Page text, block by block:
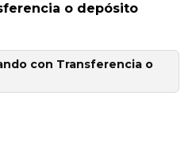
o depósito
con Transferencia o